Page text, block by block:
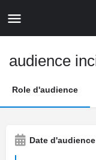
audience
Role d'audience
Date d'audience